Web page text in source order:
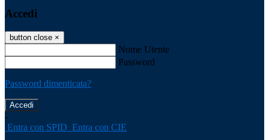
Accedi
button close ×
Nome Utente
Password
Password dimenticata?
-
Entra con SPID Entra con CIE